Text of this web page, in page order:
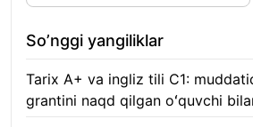
So’nggi yangiliklar
Tarix A+ va ingliz tili C1:
grantini naqd qilgan oʻquvchi